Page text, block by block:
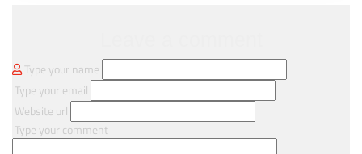
Type your name
Type your email
Website url
Type your comment